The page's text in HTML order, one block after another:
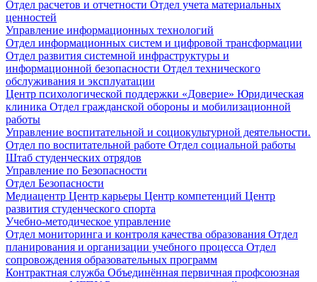
Отдел расчетов и отчетности Отдел учета материальных
ценностей
Управление информационных технологий
Отдел информационных систем и цифровой трансформации
Отдел развития системной инфраструктуры и
информационной безопасности Отдел технического
обслуживания и эксплуатации
Центр психологической поддержки «Доверие» Юридическая
клиника Отдел гражданской обороны и мобилизационной
работы
Управление воспитательной и социокультурной деятельности.
Отдел по воспитательной работе Отдел социальной работы
Штаб студенческих отрядов
Управление по Безопасности
Отдел Безопасности
Медиацентр Центр карьеры Центр компетенций Центр
развития студенческого спорта
Учебно-методическое управление
Отдел мониторинга и контроля качества образования Отдел
планирования и организации учебного процесса Отдел
сопровождения образовательных программ
Контрактная служба Объединённая первичная профсоюзная